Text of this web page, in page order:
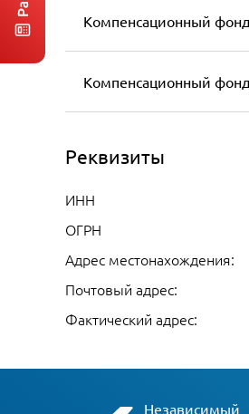
Компенсационный
Компенсационный
Реквизиты
ИНН
ОГРН
Адрес местонахождения:
Почтовый адрес:
Фактический адрес:
Независимый